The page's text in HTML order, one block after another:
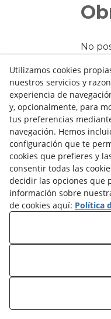
No
Política de
Configurar
© 08/2026 Josep
Utilizamos cookies
nuestros servicios y
experiencia de
y, opcionalmente, para
tus preferencias
navegación. Hemos
configuración que te
cookies que prefieres y
consentir todas las
decidir las opciones que
información sobre
de cookies aquí: Política